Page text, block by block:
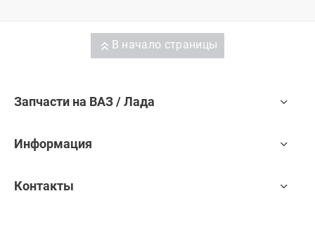
В начало страницы
Запчасти на ВАЗ / Лада
Информация
Контакты